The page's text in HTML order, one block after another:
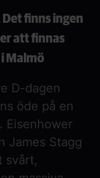
finns ingen
att finnas
Malmö
D-dagen
öde på en
Eisenhower
James Stagg
svårt,